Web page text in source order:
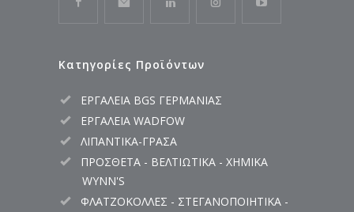
Κατηγορίες Προϊόντων
ΕΡΓΑΛΕΙΑ BGS ΓΕΡΜΑΝΙΑΣ
ΕΡΓΑΛΕΙΑ WADFOW
ΛΙΠΑΝΤΙΚΑ-ΓΡΑΣΑ
ΠΡΟΣΘΕΤΑ - ΒΕΛΤΙΩΤΙΚΑ - ΧΗΜΙΚΑ
WYNN'S
ΦΛΑΤΖΟΚΟΛΛΕΣ - ΣΤΕΓΑΝΟΠΟΙΗΤΙΚΑ -